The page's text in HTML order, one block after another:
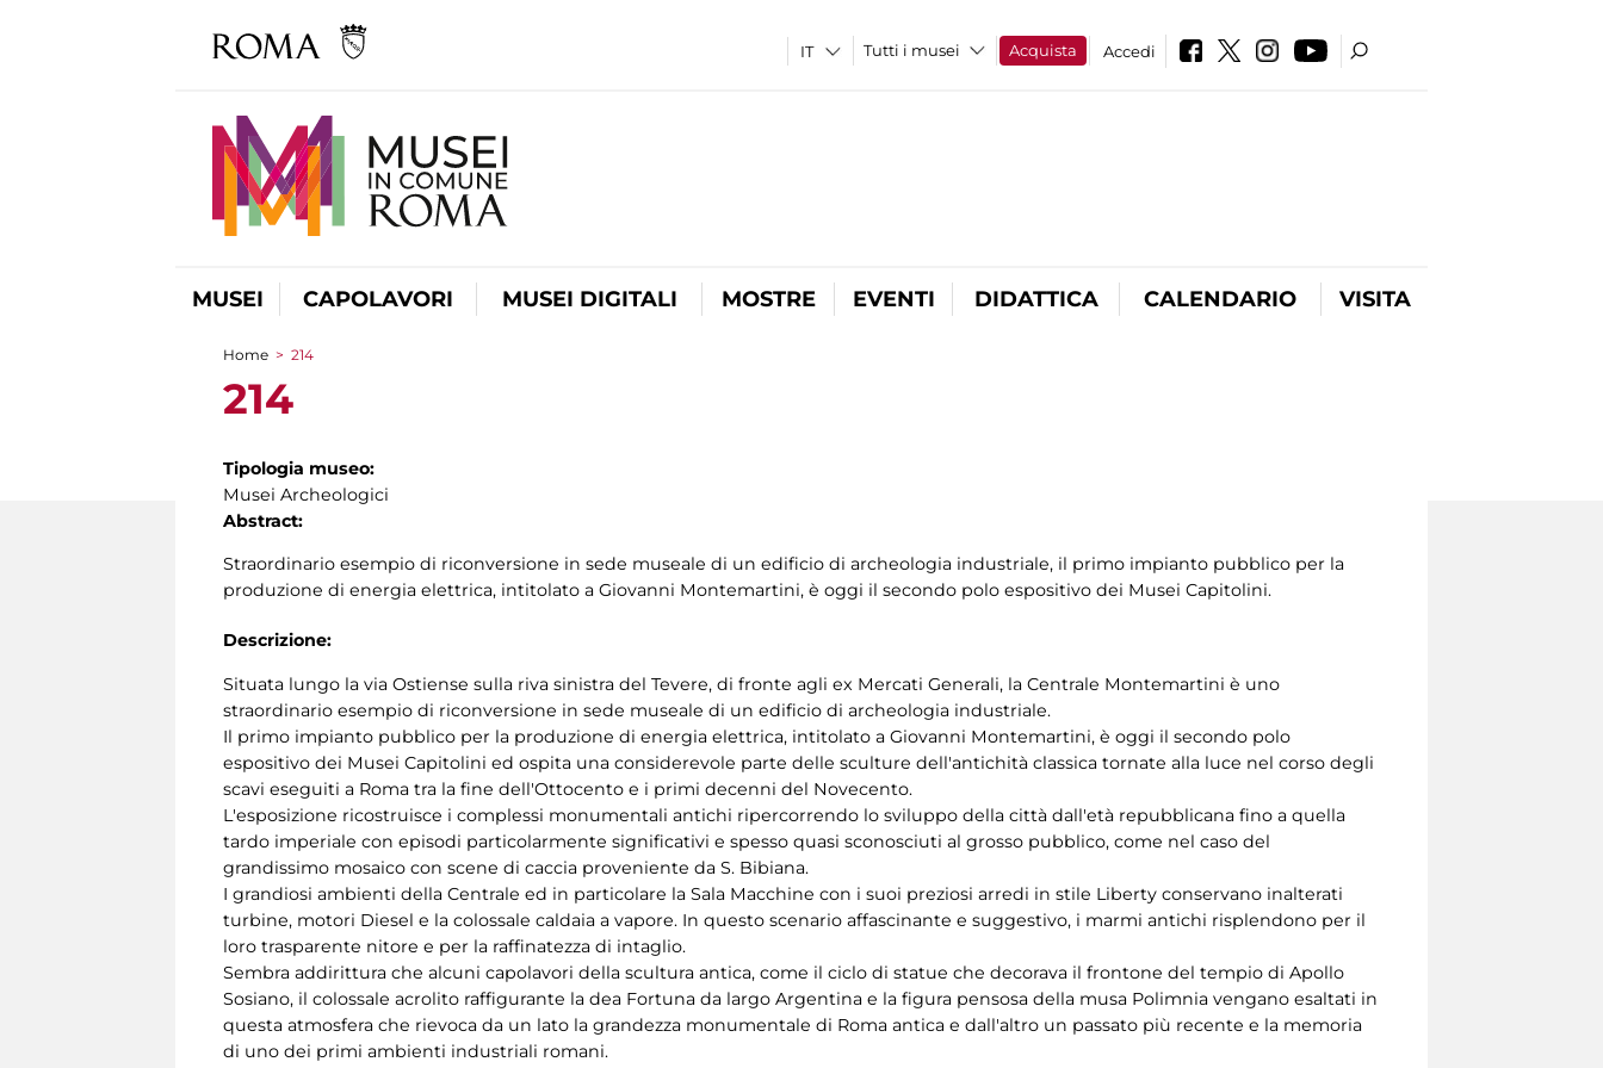
Tutti i musei Acquista Accedi
MUSEI CAPOLAVORI MUSEI DIGITALI MOSTRE EVENTI DIDATTICA CALENDARIO VISITA
Tu sei qui
Home > 214
214
Tipologia museo:
Musei Archeologici
Abstract:
Straordinario esempio di riconversione in sede museale di un edificio di archeologia industriale, il primo impianto pubblico per la
produzione di energia elettrica, intitolato a Giovanni Montemartini, è oggi il secondo polo espositivo dei Musei Capitolini.
Descrizione:
Situata lungo la via Ostiense sulla riva sinistra del Tevere, di fronte agli ex Mercati Generali, la Centrale Montemartini è uno
straordinario esempio di riconversione in sede museale di un edificio di archeologia industriale.
Il primo impianto pubblico per la produzione di energia elettrica, intitolato a Giovanni Montemartini, è oggi il secondo polo
espositivo dei Musei Capitolini ed ospita una considerevole parte delle sculture dell'antichità classica tornate alla luce nel corso degli
scavi eseguiti a Roma tra la fine dell'Ottocento e i primi decenni del Novecento.
L'esposizione ricostruisce i complessi monumentali antichi ripercorrendo lo sviluppo della città dall'età repubblicana fino a quella
tardo imperiale con episodi particolarmente significativi e spesso quasi sconosciuti al grosso pubblico, come nel caso del
grandissimo mosaico con scene di caccia proveniente da S. Bibiana.
I grandiosi ambienti della Centrale ed in particolare la Sala Macchine con i suoi preziosi arredi in stile Liberty conservano inalterati
turbine, motori Diesel e la colossale caldaia a vapore. In questo scenario affascinante e suggestivo, i marmi antichi risplendono per il
loro trasparente nitore e per la raffinatezza di intaglio.
Sembra addirittura che alcuni capolavori della scultura antica, come il ciclo di statue che decorava il frontone del tempio di Apollo
Sosiano, il colossale acrolito raffigurante la dea Fortuna da largo Argentina e la figura pensosa della musa Polimnia vengano esaltati in
questa atmosfera che rievoca da un lato la grandezza monumentale di Roma antica e dall'altro un passato più recente e la memoria
di uno dei primi ambienti industriali romani.